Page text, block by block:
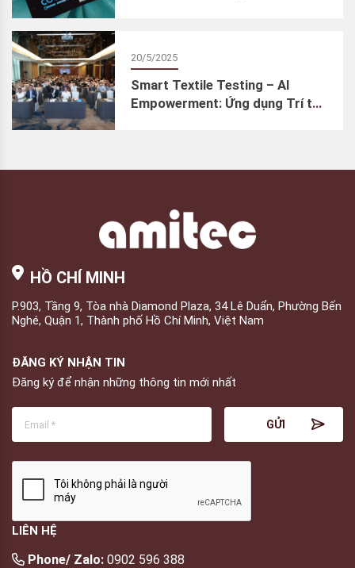
20/5/2025
Smart Textile Testing – AI
Empowerment: Ứng dụng Trí tuệ
HỒ CHÍ MINH
P.903, Tầng 9, Tòa nhà Diamond Plaza, 34 Lê Duẩn, Phường Bến
Nghé, Quận 1, Thành phố Hồ Chí Minh, Việt Nam
ĐĂNG KÝ NHẬN TIN
Đăng ký để nhận những thông tin mới nhất
LIÊN HỆ
Phone/ Zalo: 0902 596 388